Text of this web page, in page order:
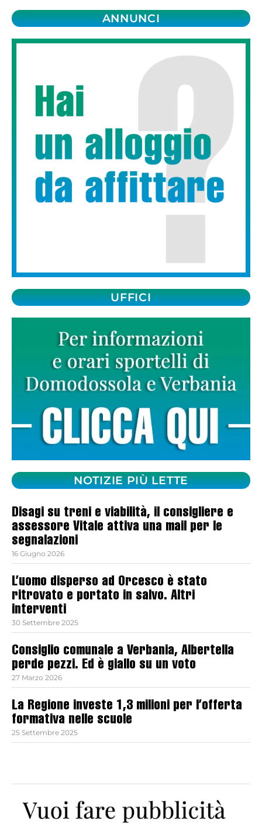
ANNUNCI
UFFICI
NOTIZIE PIÙ LETTE
Disagi su treni e viabilità, il consigliere e
assessore Vitale attiva una mail per le
segnalazioni
16 Giugno 2026
L’uomo disperso ad Orcesco è stato
ritrovato e portato in salvo. Altri
interventi
30 Settembre 2025
Consiglio comunale a Verbania, Albertella
perde pezzi. Ed è giallo su un voto
27 Marzo 2026
La Regione investe 1,3 milioni per l’offerta
formativa nelle scuole
25 Settembre 2025